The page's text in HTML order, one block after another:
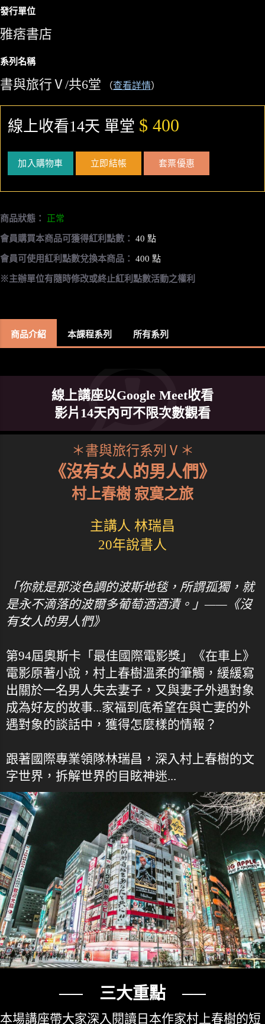
發行單位
雅痞書店
系列名稱
書與旅行Ⅴ/共6堂 （查看詳情）
線上收看14天 單堂 $ 400
加入購物車 立即結帳 套票優惠
商品狀態： 正常
會員購買本商品可獲得紅利點數： 40 點
會員可使用紅利點數兌換本商品： 400 點
※主辦單位有隨時修改或終止紅利點數活動之權利
商品介紹 本課程系列 所有系列
線上講座以Google Meet收看
影片14天內可不限次數觀看
＊書與旅行系列Ⅴ＊
《沒有女人的男人們》
村上春樹 寂寞之旅
主講人 林瑞昌
20年說書人
「你就是那淡色調的波斯地毯，所謂孤獨，就
是永不滴落的波爾多葡萄酒酒漬。」——《沒
有女人的男人們》
第94屆奧斯卡「最佳國際電影獎」《在車上》
電影原著小說，村上春樹溫柔的筆觸，緩緩寫
出關於一名男人失去妻子，又與妻子外遇對象
成為好友的故事...家福到底希望在與亡妻的外
遇對象的談話中，獲得怎麼樣的情報？
跟著國際專業領隊林瑞昌，深入村上春樹的文
字世界，拆解世界的目眩神迷...
── 三大重點 ──
本場講座帶大家深入閱讀日本作家村上春樹的短